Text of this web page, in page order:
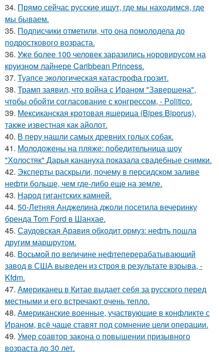
34. Прямо сейчас русские ищут, где мы находимся, где
мы бываем.
35. Подписчики отметили, что она помолодела до
подросткового возраста.
36. Уже более 100 человек заразились норовирусом на
круизном лайнере Caribbean Princess.
37. Туапсе экологическая катастрофа грозит.
38. Трамп заявил, что война с Ираном "Завершена",
чтобы обойти согласование с конгрессом, - Politico.
39. Мексиканская кротовая ящерица (Bipes Biporus),
также известная как айолот.
40. В перу нашли самых древних голых собак.
41. Молодожены на пляже: победительница шоу
"Холостяк" Дарья канануха показала свадебные снимки.
42. Эксперты раскрыли, почему в персидском заливе
нефти больше, чем где-либо еще на земле.
43. Народ гигантских камней.
44. 50-Летняя Анджелина джоли посетила вечеринку
бренда Tom Ford в Шанхае.
45. Саудовская Аравия обходит ормуз: нефть пошла
другим маршрутом.
46. Восьмой по величине нефтеперерабатывающий
завод в США выведен из строя в результате взрыва, -
Kfdm.
47. Американец в Китае выдает себя за русского перед
местными и его встречают очень тепло.
48. Американские военные, участвующие в конфликте с
Ираном, всё чаще ставят под сомнение цели операции.
49. Умер соавтор закона о повышении призывного
возраста до 30 лет.